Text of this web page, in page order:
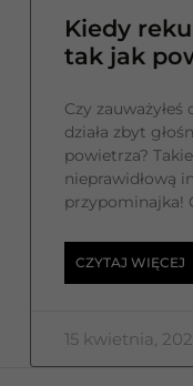
Kiedy
tak jak
Czy
działa zbyt
powietrza?
nieprawidłową
przypominajka!
CZYTAJ WIĘCEJ
15 kwietnia,